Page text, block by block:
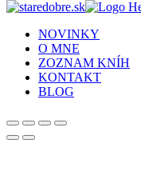
NOVINKY
O MNE
ZOZNAM KNÍH
KONTAKT
BLOG